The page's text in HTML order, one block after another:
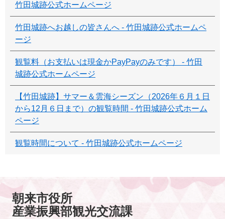
竹田城跡公式ホームページ
竹田城跡へお越しの皆さんへ - 竹田城跡公式ホームペ
ージ
観覧料（お支払いは現金かPayPayのみです） - 竹田
城跡公式ホームページ
【竹田城跡】サマー＆雲海シーズン（2026年６月１日
から12月６日まで）の観覧時間 - 竹田城跡公式ホーム
ページ
観覧時間について - 竹田城跡公式ホームページ
朝来市役所
産業振興部観光交流課